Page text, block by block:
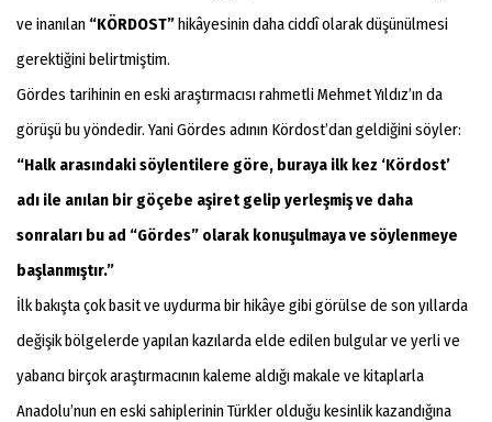
ve inanılan “KÖRDOST”hikâyesinin daha ciddî olarak düşünülmesi
gerektiğini belirtmiştim.
Gördes tarihinin en eski araştırmacısı rahmetli Mehmet Yıldız’ın da
görüşü bu yöndedir. Yani Gördes adının Kördost’dan geldiğini söyler:
“Halk arasındaki söylentilere göre, buraya ilk kez ‘Kördost’
adı ile anılan bir göçebe aşiret gelip yerleşmiş ve daha
sonraları bu ad “Gördes” olarak konuşulmaya ve söylenmeye
başlanmıştır.”
İlk bakışta çok basit ve uydurma bir hikâye gibi görülse de son yıllarda
değişik bölgelerde yapılan kazılarda elde edilen bulgular ve yerli ve
yabancı birçok araştırmacının kaleme aldığı makale ve kitaplarla
Anadolu’nun en eski sahiplerinin Türkler olduğu kesinlik kazandığına